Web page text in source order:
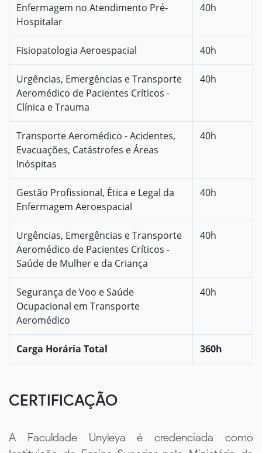
Enfermagem no Atendimento Pré-
Hospitalar
40h
Fisiopatologia Aeroespacial 40h
Urgências, Emergências e Transporte
Aeromédico de Pacientes Críticos -
Clínica e Trauma
40h
Transporte Aeromédico - Acidentes,
Evacuações, Catástrofes e Áreas
Inóspitas
40h
Gestão Profissional, Ética e Legal da
Enfermagem Aeroespacial
40h
Urgências, Emergências e Transporte
Aeromédico de Pacientes Críticos -
Saúde de Mulher e da Criança
40h
Segurança de Voo e Saúde
Ocupacional em Transporte
Aeromédico
40h
Carga Horária Total 360h
CERTIFICAÇÃO
A Faculdade Unyleya é credenciada como